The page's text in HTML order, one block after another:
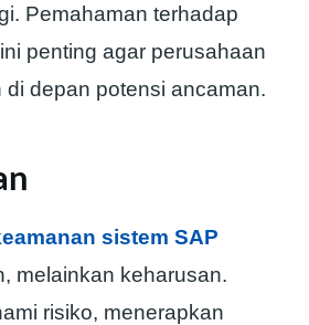
Pemahaman terhadap
penting agar perusahaan
depan potensi ancaman.
sistem SAP
melainkan keharusan.
risiko, menerapkan